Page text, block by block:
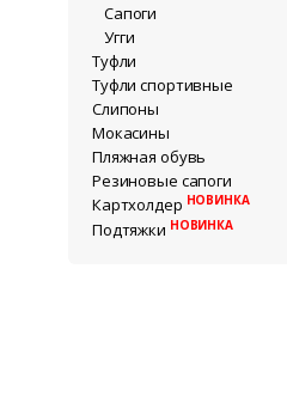
Сапоги
Угги
Туфли
Туфли спортивные
Слипоны
Мокасины
Пляжная обувь
Резиновые сапоги
Картхолдер НОВИНКА
Подтяжки НОВИНКА